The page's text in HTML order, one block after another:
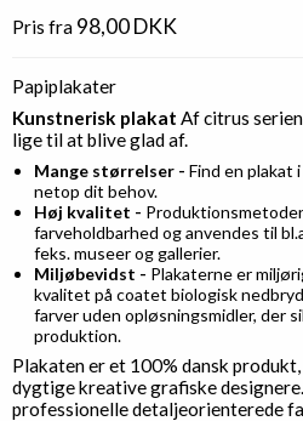
Pris fra 98,00 DKK
Papiplakater
Kunstnerisk plakat Af citrus
lige til at blive glad af.
Mange størrelser - Find en plakat
netop dit behov.
Høj kvalitet -
farveholdbarhed og anvendes til
feks. museer og gallerier.
Miljøbevidst - Plakaterne er
kvalitet på coatet biologisk
farver uden opløsningsmidler, der
produktion.
Plakaten er et 100% dansk
dygtige kreative grafiske
professionelle detaljeorienterede